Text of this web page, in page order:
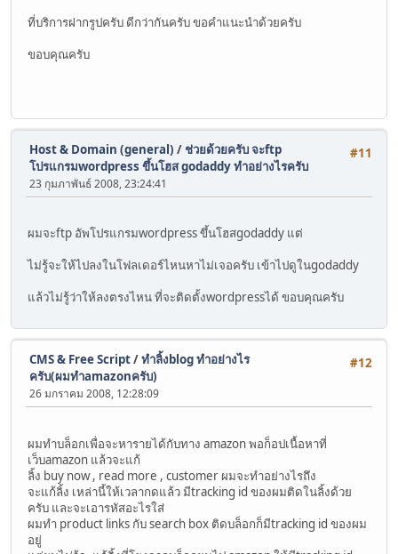
ที่บริการฝากรูปครับ ดีกว่ากันครับ ขอคำแนะนำด้วยครับ
ขอบคุณครับ
#11
Host & Domain (general) / ช่วยด้วยครับ จะftp
โปรแกรมwordpress ขึ้นโฮส godaddy ทำอย่างไรครับ
23 กุมภาพันธ์ 2008, 23:24:41
ผมจะftp อัพโปรแกรมwordpress ขึ้นโฮสgodaddy แต่
ไม่รู้จะให้ไปลงในโฟลเดอร์ไหนหาไม่เจอครับ เข้าไปดูในgodaddy
แล้วไม่รู้ว่าให้ลงตรงไหน ที่จะติดตั้งwordpressได้ ขอบคุณครับ
#12
CMS & Free Script/ทำลิ้งblog ทำอย่างไร
ครับ(ผมทำamazonครับ)
26 มกราคม 2008, 12:28:09
ผมทำบล็อกเพื่อจะหารายได้กับทาง amazon พอก็อปเนื้อหาที่
เว็บamazon แล้วจะแก้
ลิ้ง buy now , read more , customer ผมจะทำอย่างไรถึง
จะแก้ลิ้ง เหล่านี้ให้เวลากดแล้ว มีtracking id ของผมติดในลิ้งด้วย
ครับ และจะเอารหัสอะไรใส่
ผมทำ product links กับ search box ติดบล็อกก็มีtracking id ของผม
อยู่